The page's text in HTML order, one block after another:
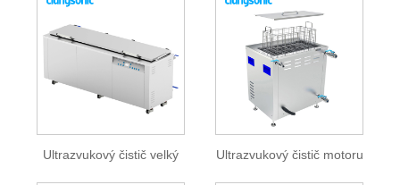
Ultrazvukový čistič velký Ultrazvukový čistič motoru